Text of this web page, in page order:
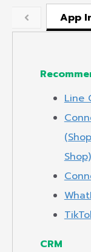
App
Line
Shop)
CRM